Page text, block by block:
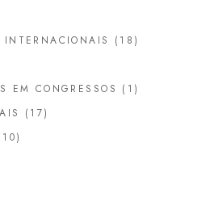
INTERNACIONAIS
(18)
EM CONGRESSOS (1)
(17)